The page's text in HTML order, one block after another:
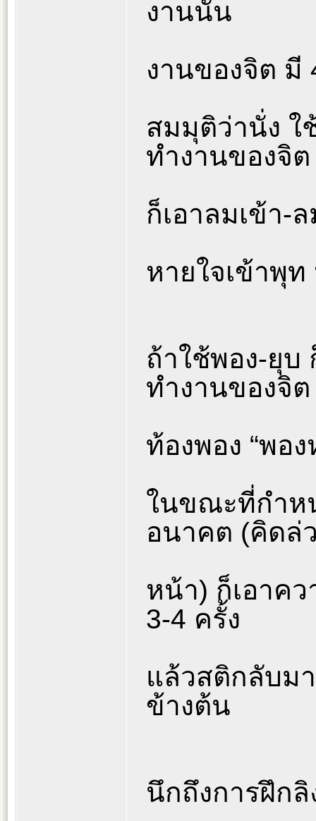
งานนั้น
งานของจิต มี
สมมุติว่านั่ง ใ
ทำงานของจิต
ก็เอาลมเข้า-
หายใจเข้าพุ
ถ้าใช้พอง-ยุบ
ทำงานของจิต
ท้องพอง “พอ
ในขณะที่กำห
อนาคต (คิดล่
หน้า) ก็เอาค
3-4 ครั้ง
แล้วสติกลับม
ข้างต้น
นึกถึงการฝึก